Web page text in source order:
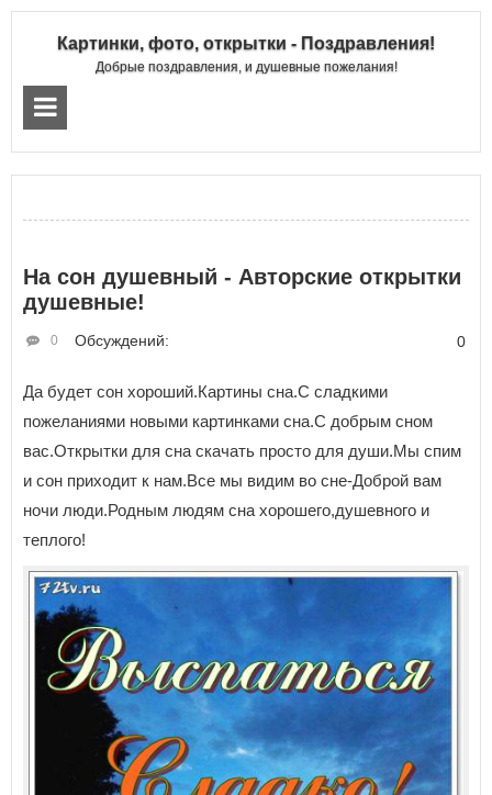
Картинки, фото, открытки - Поздравления!
Добрые поздравления, и душевные пожелания!
На сон душевный - Авторские открытки
душевные!
Обсуждений:
0 0
Да будет сон хороший.Картины сна.С сладкими
пожеланиями новыми картинками сна.С добрым сном
вас.Открытки для сна скачать просто для души.Мы спим
и сон приходит к нам.Все мы видим во сне-Доброй вам
ночи люди.Родным людям сна хорошего,душевного и
теплого!